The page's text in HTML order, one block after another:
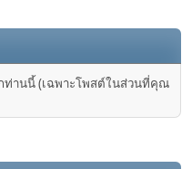
านนี้ (เฉพาะโพสต์ในส่วนที่คุณ